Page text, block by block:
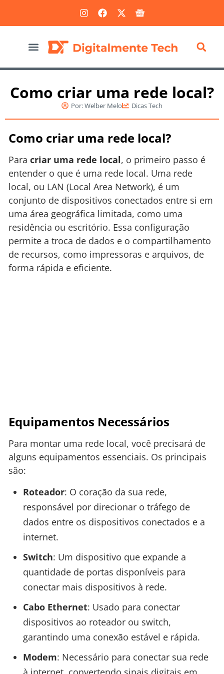
Como criar uma rede local?
Por:Welber Melo Dicas Tech
Como criar uma rede local?
Para criar uma rede local, o primeiro passo é
entender o que é uma rede local. Uma rede
local, ou LAN (Local Area Network), é um
conjunto de dispositivos conectados entre si em
uma área geográfica limitada, como uma
residência ou escritório. Essa configuração
permite a troca de dados e o compartilhamento
de recursos, como impressoras e arquivos, de
forma rápida e eficiente.
Equipamentos Necessários
Para montar uma rede local, você precisará de
alguns equipamentos essenciais. Os principais
são:
Roteador: O coração da sua rede,
responsável por direcionar o tráfego de
dados entre os dispositivos conectados e a
internet.
Switch: Um dispositivo que expande a
quantidade de portas disponíveis para
conectar mais dispositivos à rede.
Cabo Ethernet: Usado para conectar
dispositivos ao roteador ou switch,
garantindo uma conexão estável e rápida.
Modem: Necessário para conectar sua rede